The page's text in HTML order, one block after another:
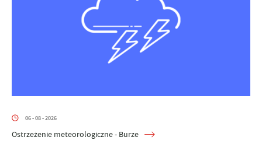
06 - 08 - 2026
Ostrzeżenie meteorologiczne - Burze